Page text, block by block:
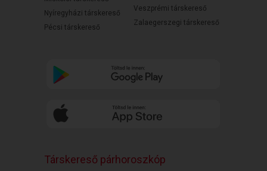
Nyíregyházi társkereső
Pécsi társkereső
Veszprémi társkereső
Zalaegerszegi társkereső
Társkereső párhoroszkóp